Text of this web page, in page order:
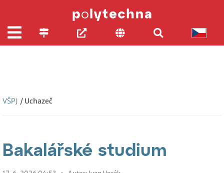
VŠPJ / Uchazeč
Bakalářské studium